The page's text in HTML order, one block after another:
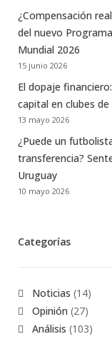
¿Compensación
del nuevo
Mundial 2026
15 junio 2026
El dopaje
capital en clubes
13 mayo 2026
¿Puede un
transferencia?
Uruguay
10 mayo 2026
Categorías
Noticias (14)
Opinión (27)
Análisis (103)